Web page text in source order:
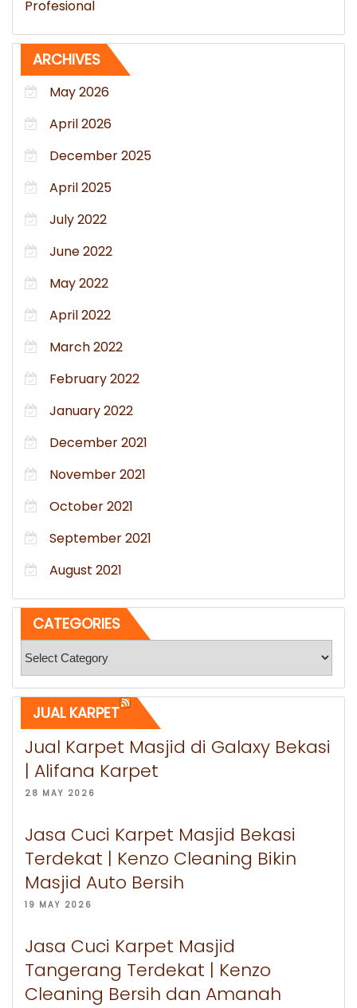
Profesional
ARCHIVES
May 2026
April 2026
December 2025
April 2025
July 2022
June 2022
May 2022
April 2022
March 2022
February 2022
January 2022
December 2021
November 2021
October 2021
September 2021
August 2021
CATEGORIES
JUAL KARPET
Jual Karpet Masjid di Galaxy Bekasi
| Alifana Karpet
28 MAY 2026
Jasa Cuci Karpet Masjid Bekasi
Terdekat | Kenzo Cleaning Bikin
Masjid Auto Bersih
19 MAY 2026
Jasa Cuci Karpet Masjid
Tangerang Terdekat | Kenzo
Cleaning Bersih dan Amanah